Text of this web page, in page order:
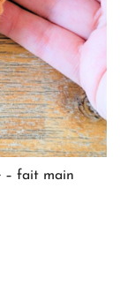
– fait main